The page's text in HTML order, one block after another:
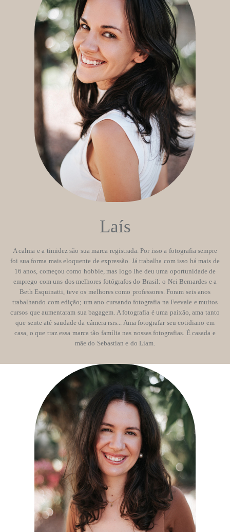
Laís
A calma e a timidez são sua marca registrada. Por isso a fotografia sempre
foi sua forma mais eloquente de expressão. Já trabalha com isso há mais de
16 anos, começou como hobbie, mas logo lhe deu uma oportunidade de
emprego com uns dos melhores fotógrafos do Brasil: o Nei Bernardes e a
Beth Esquinatti, teve os melhores como professores. Foram seis anos
trabalhando com edição; um ano cursando fotografia na Feevale e muitos
cursos que aumentaram sua bagagem. A fotografia é uma paixão, ama tanto
que sente até saudade da câmera rsrs... Ama fotografar seu cotidiano em
casa, o que traz essa marca tão família nas nossas fotografias. É casada e
mãe do Sebastian e do Liam.